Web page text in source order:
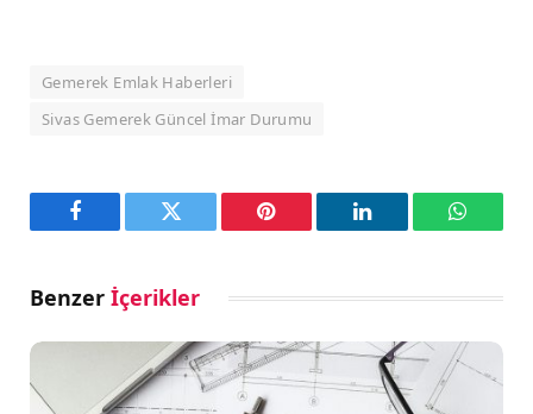
Gemerek Emlak Haberleri
Sivas Gemerek Güncel İmar Durumu
Facebook Twitter Pinterest LinkedIn
Benzer İçerikler